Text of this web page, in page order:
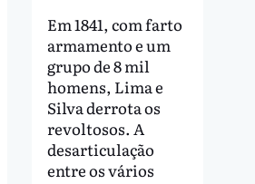
Em 1841, com farto
armamento e um
grupo de 8 mil
homens, Lima e
Silva derrota os
revoltosos. A
desarticulação
entre os vários